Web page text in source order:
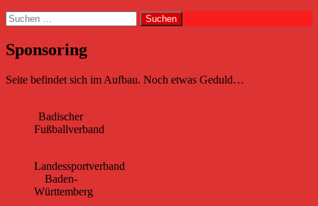
Suchen
nach:
Sponsoring
Seite befindet sich im Aufbau. Noch etwas Geduld…
Badischer
Fußballverband
Landessportverband
Baden-
Württemberg